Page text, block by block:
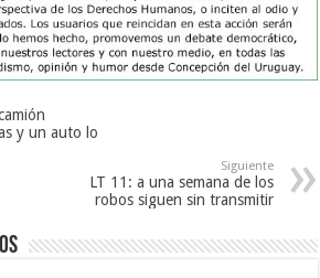
y un auto lo
Siguiente
LT 11: a una semana de los
robos siguen sin transmitir